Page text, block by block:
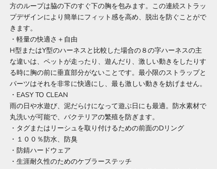
方のループは脇の下のすぐ下の胸を包みます。この連続ストラッ
プデザインにより簡単にフィット感を高め、脱出を防ぐことがで
きます。
・軽量の快適さ＋自由
H型またはY型のハーネスと比較した場合の８の字ハーネスの主
な違いは、ペットが走ったり、遊んだり、激しい動きをしたりす
る時に胸の前に垂直部分がないことです。最小限のストラップと
パーツはそれを非常に快適にし、最も激しい動きを妨げません。
・EASY TO CLEAN
雨の日や水遊び、泥だらけになって遊ぶ日にも最適。防水素材で
丸洗いが可能で、バクテリアの繁殖を防ぎます。
・タグまたはリーシュを取り付けるための前面のDリング
・１００％防水、防臭
・防錆ハードウェア
・生涯耐久性のためのケブラーステッチ